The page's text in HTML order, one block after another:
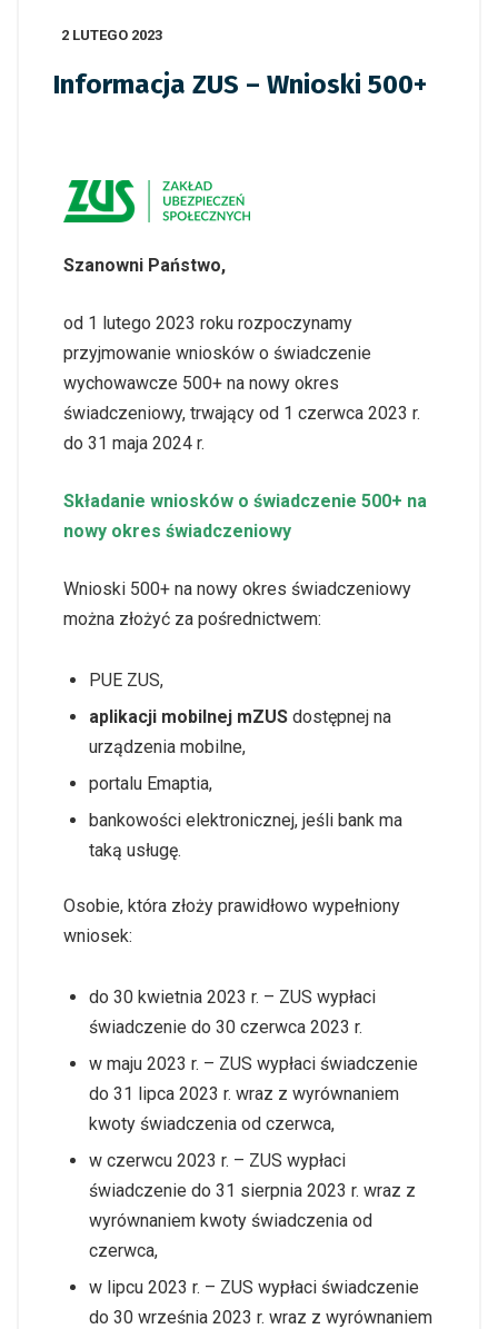
2 LUTEGO 2023
Informacja ZUS – Wnioski 500+
Szanowni Państwo,
od 1 lutego 2023 roku rozpoczynamy
przyjmowanie wniosków o świadczenie
wychowawcze 500+ na nowy okres
świadczeniowy, trwający od 1 czerwca 2023 r.
do 31 maja 2024 r.
Składanie wniosków o świadczenie 500+ na
nowy okres świadczeniowy
Wnioski 500+ na nowy okres świadczeniowy
można złożyć za pośrednictwem:
PUE ZUS,
aplikacji mobilnej mZUS dostępnej na
urządzenia mobilne,
portalu Emaptia,
bankowości elektronicznej, jeśli bank ma
taką usługę.
Osobie, która złoży prawidłowo wypełniony
wniosek:
do 30 kwietnia 2023 r. – ZUS wypłaci
świadczenie do 30 czerwca 2023 r.
w maju 2023 r. – ZUS wypłaci świadczenie
do 31 lipca 2023 r. wraz z wyrównaniem
kwoty świadczenia od czerwca,
w czerwcu 2023 r. – ZUS wypłaci
świadczenie do 31 sierpnia 2023 r. wraz z
wyrównaniem kwoty świadczenia od
czerwca,
w lipcu 2023 r. – ZUS wypłaci świadczenie
do 30 września 2023 r. wraz z wyrównaniem